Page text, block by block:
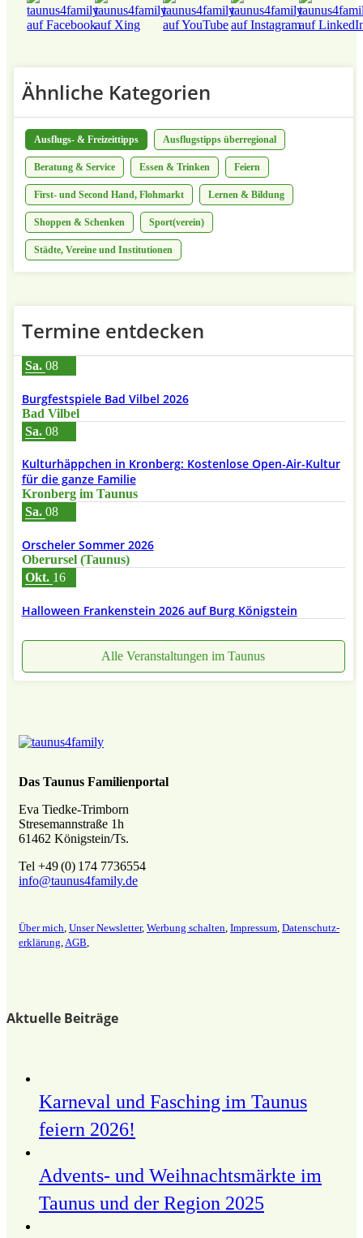
Ähnliche Kategorien
Ausflugs- & Freizeittipps Ausflugstipps überregional
Beratung & Service Essen & Trinken Feiern
First- und Second Hand, Flohmarkt Lernen & Bildung
Shoppen & Schenken Sport(verein)
Städte, Vereine und Institutionen
Termine entdecken
Sa. 08
Burgfestspiele Bad Vilbel 2026
Bad Vilbel
Sa. 08
Kulturhäppchen in Kronberg: Kostenlose Open-Air-Kultur
für die ganze Familie
Kronberg im Taunus
Sa. 08
Orscheler Sommer 2026
Oberursel (Taunus)
Okt. 16
Halloween Frankenstein 2026 auf Burg Königstein
Alle Veranstaltungen im Taunus
Das Taunus Familienportal
Eva Tiedke-Trimborn
Stresemannstraße 1h
61462 Königstein/Ts.
Tel +49 (0) 174 7736554
info@taunus4family.de
Über mich Unser Newsletter, Werbung schalten Impressum Datenschutz­
erklärung AGB
Aktuelle Beiträge
Karneval und Fasching im Taunus
feiern 2026!
Advents- und Weihnachtsmärkte im
Taunus und der Region 2025